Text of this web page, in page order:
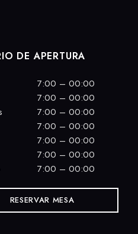
DE APERTURA
7:00 – 00:00
7:00 – 00:00
7:00 – 00:00
7:00 – 00:00
7:00 – 00:00
7:00 – 00:00
7:00 – 00:00
RESERVAR MESA